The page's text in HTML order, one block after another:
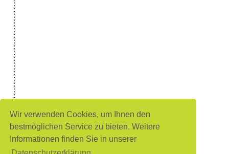
Wir verwenden Cookies, um Ihnen den
bestmöglichen Service zu bieten. Weitere
Informationen finden Sie in unserer